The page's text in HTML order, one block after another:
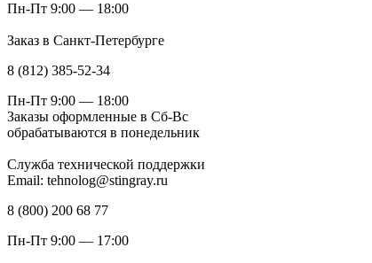
Пн-Пт 9:00 — 18:00
Заказ в Санкт-Петербурге
8 (812) 385-52-34
Пн-Пт 9:00 — 18:00
Заказы оформленные в Сб-Вс
обрабатываются в понедельник
Служба технической поддержки
Email: tehnolog@stingray.ru
8 (800) 200 68 77
Пн-Пт 9:00 — 17:00